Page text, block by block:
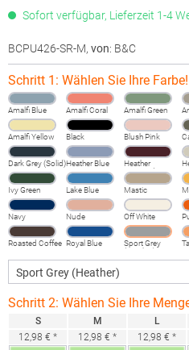
Sofort verfügbar, Lieferzeit 1-4
BCPU426-SR-M, von: B&C
Schritt 1: Wählen Sie Ihre Farbe!
Amalfi Blue Amalfi Coral Amalfi Green
Amalfi Yellow Black Blush Pink
Dark Grey (Solid)Heather Blue
Heather
Burgundy
Ivy Green Lake Blue Mastic
Navy Nude Off White
Roasted Coffee Royal Blue
Sport Grey
(Heather)
Schritt 2: Wählen Sie Ihre
S
12,98 € *
M
12,98 € *
L
12,98 € *